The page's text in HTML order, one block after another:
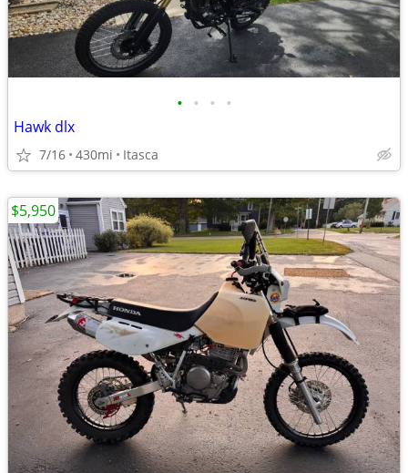
• • • •
Hawk dlx
7/16 430mi Itasca
$5,950